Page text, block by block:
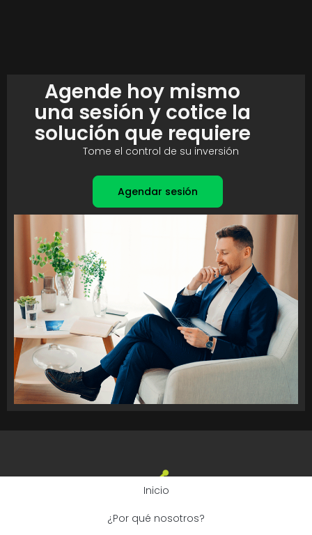
Agende hoy mismo
una sesión y cotice la
solución que requiere
Tome el control de su inversión
Agendar sesión
Inicio
¿Por qué nosotros?
Copyright© 2026 Grupo Eximo